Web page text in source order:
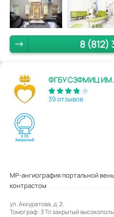
8 (812)
ФГБУ СЗФМИЦ
39 отзывов
МР-ангиография портальной
контрастом
ул. Аккуратова, д. 2.
Томограф: 3 Тл закрытый